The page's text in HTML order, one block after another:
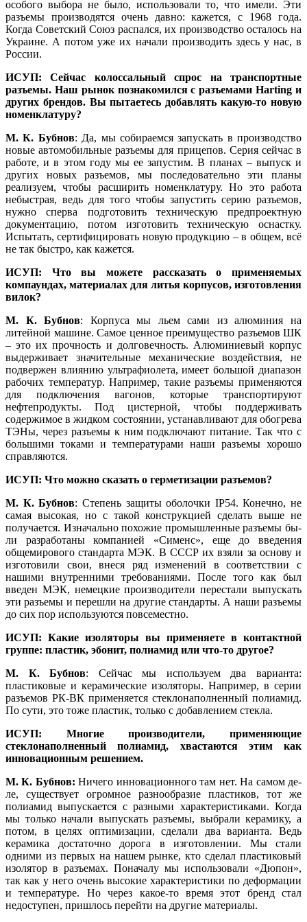
особого выбора не бы­ло, использовали то, что имели. Эти
разъемы производятся очень давно: кажется, с 1968 го­да.
Когда Советский Союз распался, их производство осталось на
Украине. А потом уже их начали производить здесь у нас, в
России.
ИСУП: Сейчас колоссальный спрос на транспортные
разъемы. Наш рынок познакомился с разъемами Har­ting и
других брендов. Вы пытаетесь добавлять какую-то новую
номенклатуру?
М. К. Бубнов: Да, мы собираемся запускать в производство
новые автомобильные разъемы для прицепов. Серия сейчас в
работе, и в этом го­ду мы ее запустим. В планах – выпуск и
других новых разъемов, мы последовательно эти планы
реализуем, чтобы расширить номенклатуру. Но это работа
небыстрая, ведь для то­го чтобы запустить серию разъемов,
нужно сперва подготовить техническую предпроектную
документацию, потом изготовить техническую оснастку.
Испытать, сертифицировать новую продукцию – в общем, всё
не так быстро, как кажется.
ИСУП: Что вы можете рассказать о применяемых
компаундах, материалах для литья корпусов, изготовления
вилок?
М. К. Бубнов: Корпуса мы льем сами из алюминия на
литейной машине. Самое ценное преимущество разъемов ШК
– это их прочность и долговечность. Алюминиевый корпус
выдерживает значительные механические воздействия, не
подвержен влиянию ультрафиолета, имеет большой диапазон
рабочих температур. Например, такие разъемы применяются
для подключения вагонов, которые транспортируют
нефтепродукты. Под цистерной, чтобы поддерживать
содержимое в жидком состоянии, устанавливают для обогрева
ТЭНы, через разъемы к ним подключают питание. Так что с
большими токами и температурами на­ши разъемы хорошо
справляются.
ИСУП: Что можно сказать о герметизации разъемов?
М. К. Бубнов: Степень защиты оболочки IP54. Конечно, не
самая высокая, но с такой конструкцией сделать вы­ше не
получается. Изначально похожие промышленные разъемы бы­
ли разработаны компанией «Сименс», еще до введения
общемирового стандарта МЭК. В СССР их взяли за основу и
изготовили свои, внеся ряд изменений в соответствии с
нашими внутренними требованиями. После то­го как был
введен МЭК, немецкие производители перестали выпускать
эти разъемы и перешли на другие стандарты. А на­ши разъемы
до сих пор используются повсеместно.
ИСУП: Какие изоляторы вы применяете в контактной
группе: пластик, эбонит, полиамид или что-то другое?
М. К. Бубнов: Сейчас мы используем два варианта:
пластиковые и керамические изоляторы. Например, в серии
разъемов РК-ВК применяется стеклонаполненный полиамид.
По су­ти, это то­же пластик, только с добавлением стекла.
ИСУП: Многие производители, применяющие
стеклонаполненный полиамид, хвастаются этим как
инновационным решением.
М. К. Бубнов: Ничего инновационного там нет. На самом де­
ле, существует огромное разнообразие пластиков, тот же
полиамид выпускается с разными характеристиками. Когда
мы только начали выпускать разъемы, выбрали керамику, а
потом, в целях оптимизации, сделали два варианта. Ведь
керамика достаточно дорога в изготовлении. Мы стали
одними из первых на нашем рынке, кто сделал пластиковый
изолятор в разъемах. Поначалу мы использовали «Дюпон»,
так как у не­го очень высокие характеристики по деформации
и температуре. Но через какое-то время этот бренд стал
недоступен, пришлось перейти на другие материалы.